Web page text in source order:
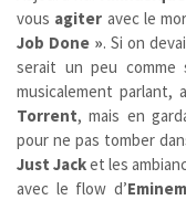
vous agiter avec le
Job Done ». Si on
serait un peu comme
musicalement parlant,
Torrent, mais en
pour ne pas tomber
Just Jacket les
avec le flow d’